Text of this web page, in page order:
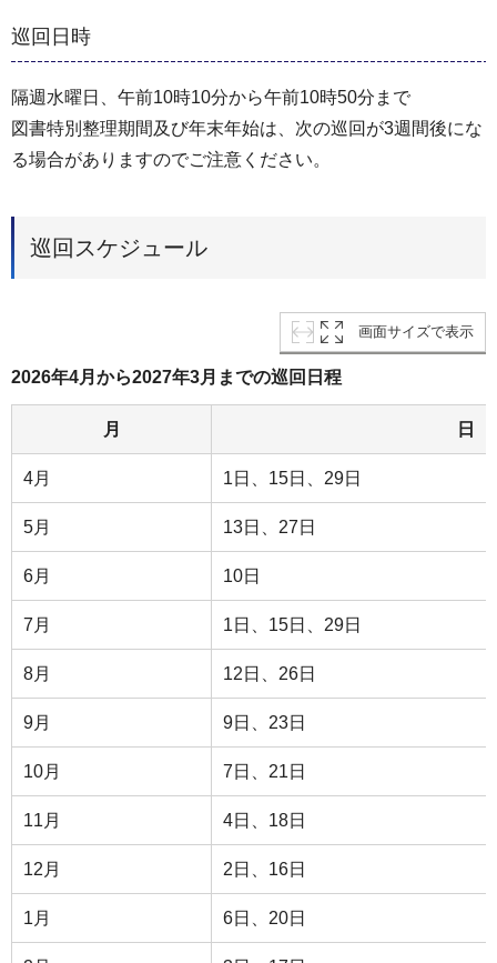
巡回日時
隔週水曜日、午前10時10分から午前10時50分まで
図書特別整理期間及び年末年始は、次の巡回が3週間後にな
る場合がありますのでご注意ください。
巡回スケジュール
画面サイズで表示
2026年4月から2027年3月までの巡回日程
月 日
4月 1日、15日、29日
5月 13日、27日
6月 10日
7月 1日、15日、29日
8月 12日、26日
9月 9日、23日
10月 7日、21日
11月 4日、18日
12月 2日、16日
1月 6日、20日